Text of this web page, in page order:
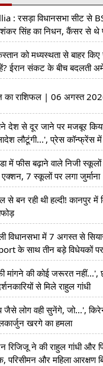
: रसड़ा विधानसभा सीट से
सिंह का निधन, कैंसर से थे
को मध्यस्थता से बाहर
ईरान संकट के बीच बदलती
राशिफल | 06 अगस्त
देश से दूर जाने पर मजबूर
लौटूंगी...', प्रेस कॉन्फ्रेंस
में फीस बढ़ाने वाले निजी
एक्शन, 7 स्कूलों पर लगा जुर्माना
से बन रही थी हल्दी! कानपुर में
विधानसभा में 7 अगस्त से
के साथ तीन बड़े विधेयकों पर
मांगने की कोई जरूरत नहीं...',
से मिले राहुल गांधी
लोग वही सुनेंगे, जो...',
खरगे का हमला
रिजिजू ने की राहुल गांधी और
परिसीमन और महिला आरक्षण